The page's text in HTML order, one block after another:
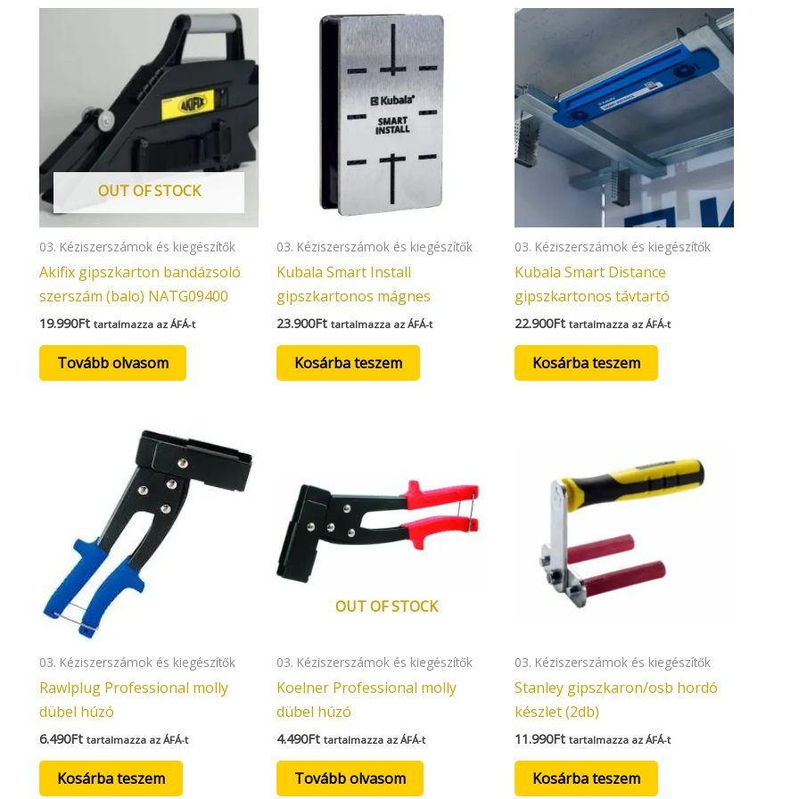
OUT OF STOCK
03. Kéziszerszámok és kiegészítők
Akifix gipszkarton bandázsoló
szerszám (balo) NATG09400
19.990Ft tartalmazza az ÁFÁ-t
Tovább olvasom
03. Kéziszerszámok és kiegészítők
Kubala Smart Install
gipszkartonos mágnes
23.900Ft tartalmazza az ÁFÁ-t
Kosárba teszem
03. Kéziszerszámok és kiegészítők
Kubala Smart Distance
gipszkartonos távtartó
22.900Ft tartalmazza az ÁFÁ-t
Kosárba teszem
03. Kéziszerszámok és kiegészítők
Rawlplug Professional molly
dübel húzó
6.490Ft tartalmazza az ÁFÁ-t
Kosárba teszem
OUT OF STOCK
03. Kéziszerszámok és kiegészítők
Koelner Professional molly
dübel húzó
4.490Ft tartalmazza az ÁFÁ-t
Tovább olvasom
03. Kéziszerszámok és kiegészítők
Stanley gipszkaron/osb hordó
készlet (2db)
11.990Ft tartalmazza az ÁFÁ-t
Kosárba teszem